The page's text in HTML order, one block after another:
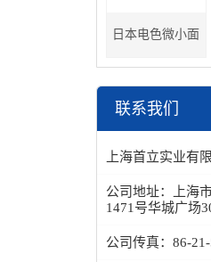
日本电色微小面
联系我们
上海首立实业有
公司地址：
上海
1471号华城广场
公司传真： 86-